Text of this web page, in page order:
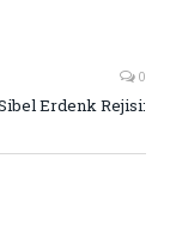
0
Erdenk Rejisi: